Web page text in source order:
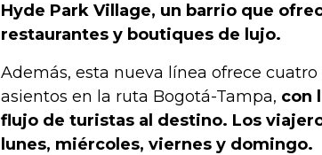
Hyde Park Village, un barrio que
restaurantes y boutiques de lujo.
Además, esta nueva línea ofrece
asientos en la ruta Bogotá-Tampa, con
flujo de turistas al destino. Los
lunes, miércoles, viernes y domingo.